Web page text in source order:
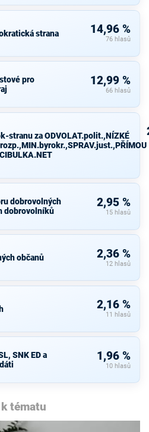
strana 14,96 %
76 hlasů
pro
12,99 %
66 hlasů
stranu za ODVOLAT.polit.,NÍZKÉ
dobrovolných
dobrovolníků
2,95 %
15 hlasů
občanů 2,36 %
12 hlasů
2,16 %
11 hlasů
SNK ED a
1,96 %
10 hlasů
tématu